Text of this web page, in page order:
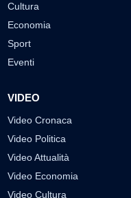
Cultura
Economia
Sport
Eventi
VIDEO
Video Cronaca
Video Politica
Video Attualità
Video Economia
Video Cultura